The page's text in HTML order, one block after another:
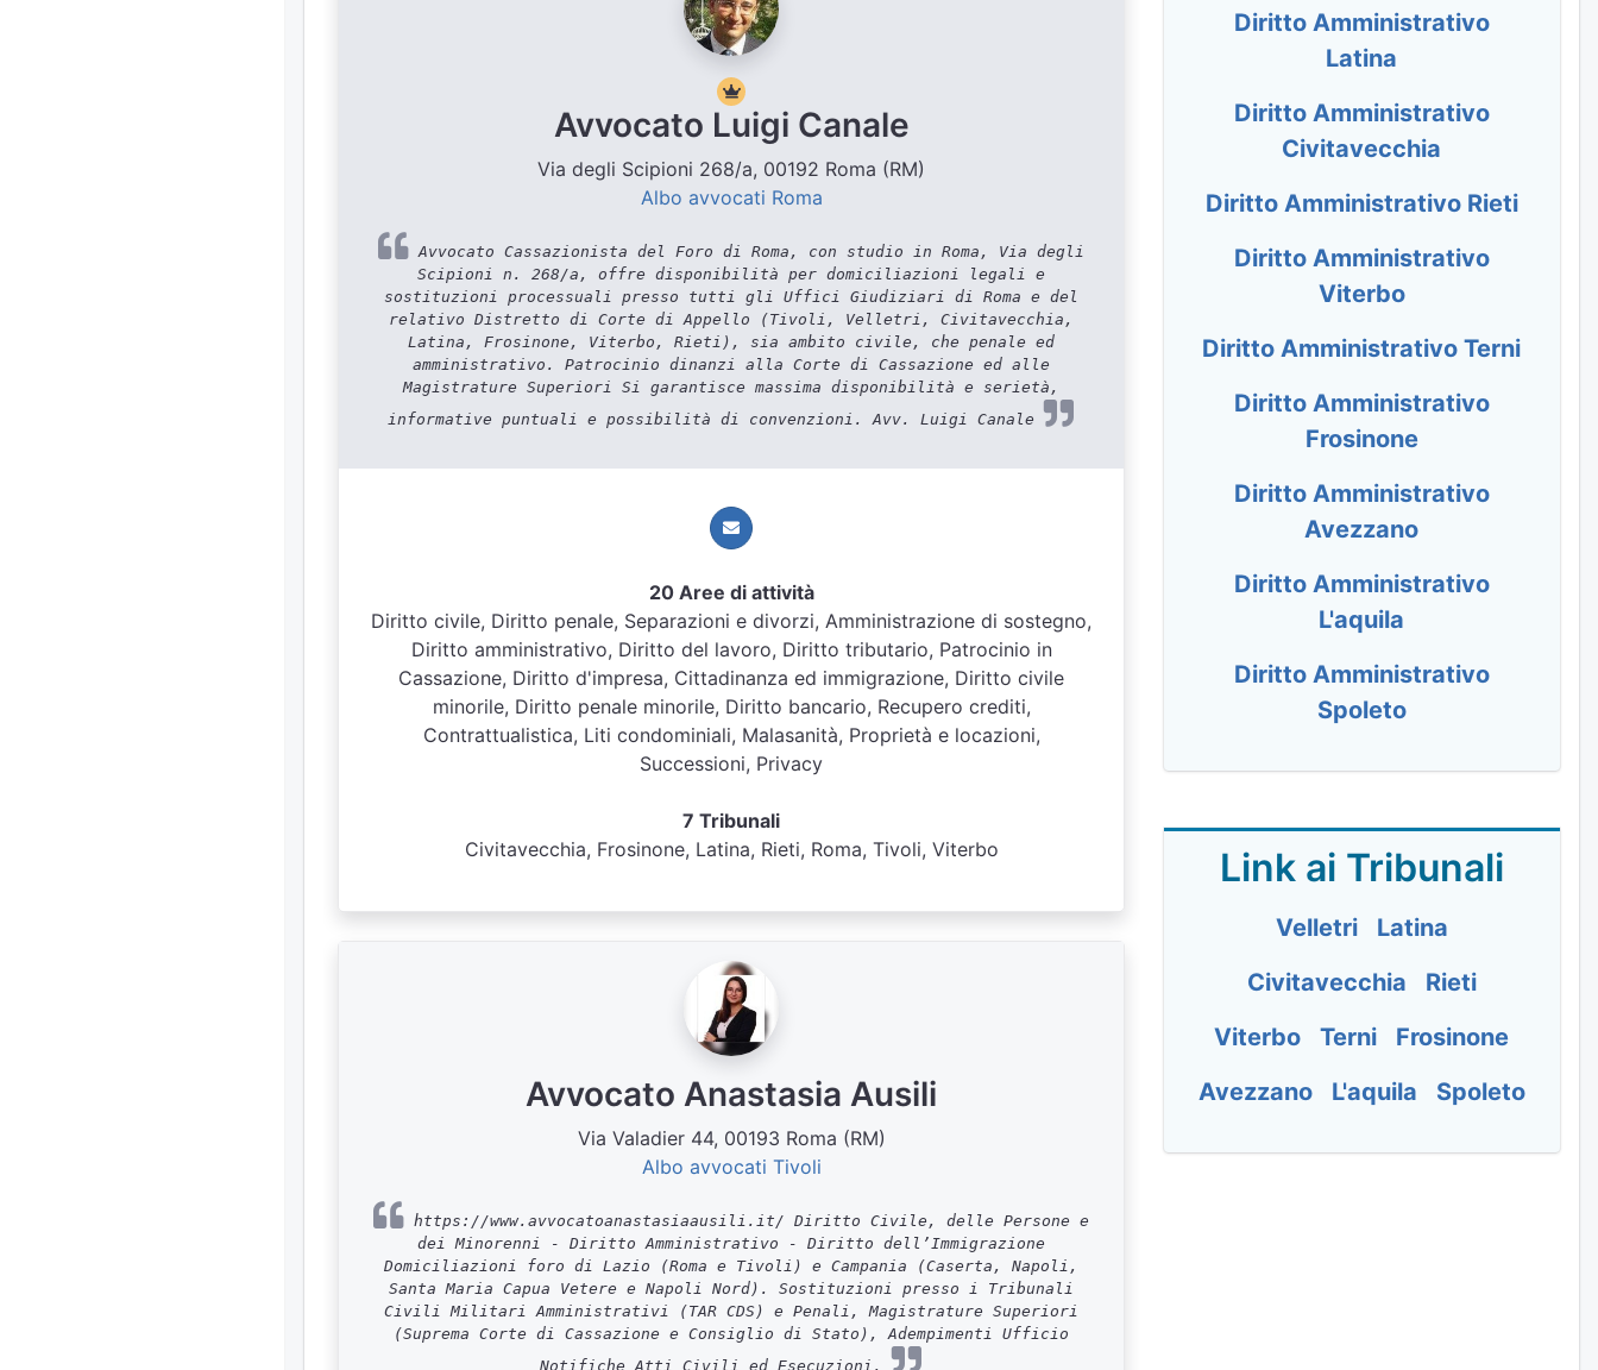
Avvocato Luigi Canale
Via degli Scipioni 268/a, 00192 Roma (RM)
Albo avvocati Roma
Avvocato Cassazionista del Foro di Roma, con studio in Roma, Via degli
Scipioni n. 268/a, offre disponibilità per domiciliazioni legali e
sostituzioni processuali presso tutti gli Uffici Giudiziari di Roma e del
relativo Distretto di Corte di Appello (Tivoli, Velletri, Civitavecchia,
Latina, Frosinone, Viterbo, Rieti), sia ambito civile, che penale ed
amministrativo. Patrocinio dinanzi alla Corte di Cassazione ed alle
Magistrature Superiori Si garantisce massima disponibilità e serietà,
informative puntuali e possibilità di convenzioni. Avv. Luigi Canale
20 Aree di attività
Diritto civile, Diritto penale, Separazioni e divorzi, Amministrazione di sostegno,
Diritto amministrativo, Diritto del lavoro, Diritto tributario, Patrocinio in
Cassazione, Diritto d'impresa, Cittadinanza ed immigrazione, Diritto civile
minorile, Diritto penale minorile, Diritto bancario, Recupero crediti,
Contrattualistica, Liti condominiali, Malasanità, Proprietà e locazioni,
Successioni, Privacy
7 Tribunali
Civitavecchia, Frosinone, Latina, Rieti, Roma, Tivoli, Viterbo
Avvocato Anastasia Ausili
Via Valadier 44, 00193 Roma (RM)
Albo avvocati Tivoli
https://www.avvocatoanastasiaausili.it/ Diritto Civile, delle Persone e
dei Minorenni - Diritto Amministrativo - Diritto dell’Immigrazione
Domiciliazioni foro di Lazio (Roma e Tivoli) e Campania (Caserta, Napoli,
Santa Maria Capua Vetere e Napoli Nord). Sostituzioni presso i Tribunali
Civili Militari Amministrativi (TAR CDS) e Penali, Magistrature Superiori
(Suprema Corte di Cassazione e Consiglio di Stato), Adempimenti Ufficio
Notifiche Atti Civili ed Esecuzioni.
Diritto Amministrativo
Latina
Diritto Amministrativo
Civitavecchia
Diritto Amministrativo Rieti
Diritto Amministrativo
Viterbo
Diritto Amministrativo Terni
Diritto Amministrativo
Frosinone
Diritto Amministrativo
Avezzano
Diritto Amministrativo
L'aquila
Diritto Amministrativo
Spoleto
Link ai Tribunali
Velletri
Latina
Civitavecchia
Rieti
Viterbo
Terni
Frosinone
Avezzano
L'aquila Spoleto